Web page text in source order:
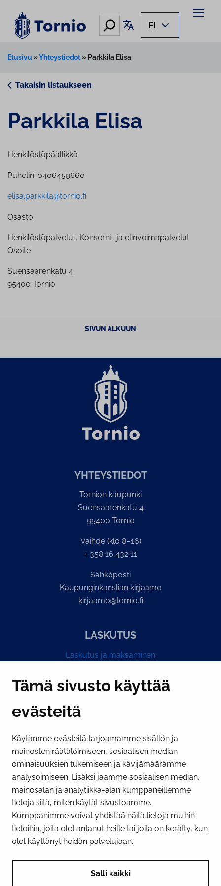
Tämä sivusto käyttää
evästeitä
Käytämme evästeitä tarjoamamme sisällön ja
mainosten räätälöimiseen, sosiaalisen median
ominaisuuksien tukemiseen ja kävijämäärämme
analysoimiseen. Lisäksi jaamme sosiaalisen median,
mainosalan ja analytiikka-alan kumppaneillemme
tietoja siitä, miten käytät sivustoamme.
Kumppanimme voivat yhdistää näitä tietoja muihin
tietoihin, joita olet antanut heille tai joita on kerätty, kun
olet käyttänyt heidän palvelujaan.
Salli kaikki
sisältöön
Hae Käännä sivu
FI
Etusivu »Yhteystiedot» Parkkila Elisa
Takaisin listaukseen
Parkkila Elisa
Henkilöstöpäällikkö
Puhelin: 0406459660
elisa.parkkila@tornio.fi
Osasto
Henkilöstöpalvelut, Konserni- ja elinvoimapalvelut
Osoite
Suensaarenkatu 4
95400 Tornio
SIVUN ALKUUN
YH­TEYS­TIE­DOT
Tornion kaupunki
Suensaarenkatu 4
95400 Tornio
Vaihde (klo 8–16)
+ 358 16 432 11
Sähköposti
Kaupunginkanslian kirjaamo
kirjaamo@tornio.fi
LASKUTUS
Laskutus ja maksaminen
PI­KA­LINK­KE­JÄ
Näytä evästeasetukseni
SOSIAALINEN MEDIA
Facebook InstagramYouTube